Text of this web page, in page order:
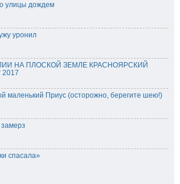
улицы дождем
уронил
НА ПЛОСКОЙ ЗЕМЛЕ КРАСНОЯРСКИЙ
2017
маленький Приус (осторожно, берегите шею!)
спасала»